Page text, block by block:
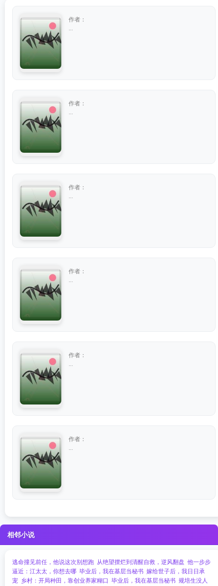
作者：
作者：
作者：
作者：
作者：
作者：
相邻小说
逃命撞见前任，他说这次别想跑 从绝望摆烂到清醒自救，逆风翻盘 他一步步
逼近：江太太，你想去哪 毕业后，我在基层当秘书 嫁给世子后，我日日承
宠 乡村：开局种田，靠创业养家糊口 毕业后，我在基层当秘书 规培生没人